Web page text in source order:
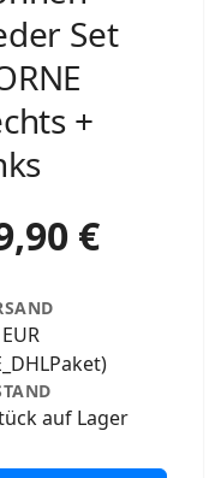
Set
+
€
auf Lager